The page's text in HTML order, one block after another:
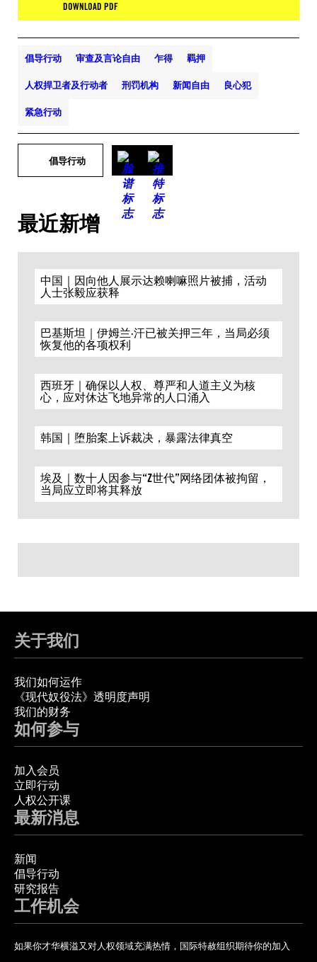
DOWNLOAD PDF
倡导行动 审查及言论自由 乍得 羁押
人权捍卫者及行动者 刑罚机构 新闻自由 良心犯
紧急行动
倡导行动
最近新增
中国｜因向他人展示达赖喇嘛照片被捕，活动
人士张毅应获释
巴基斯坦｜伊姆兰·汗已被关押三年，当局必须
恢复他的各项权利
西班牙｜确保以人权、尊严和人道主义为核
心，应对休达飞地异常的人口涌入
韩国｜堕胎案上诉裁决，暴露法律真空
埃及｜数十人因参与“Z世代”网络团体被拘留，
当局应立即将其释放
关于我们
我们如何运作
《现代奴役法》透明度声明
我们的财务
如何参与
加入会员
立即行动
人权公开课
最新消息
新闻
倡导行动
研究报告
工作机会
如果你才华横溢又对人权领域充满热情，国际特赦组织期待你的加入